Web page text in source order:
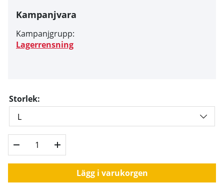
Kampanjvara
Kampanjgrupp:
Lagerrensning
Storlek:
Lägg i varukorgen